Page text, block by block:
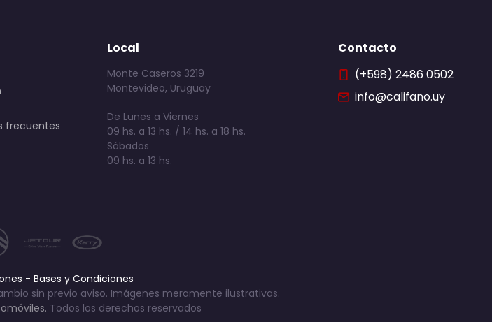
frecuentes
Local
Monte Caseros 3219
Montevideo, Uruguay
De Lunes a Viernes
09 hs. a 13 hs. / 14 hs. a 18 hs.
Sábados
09 hs. a 13 hs.
Contacto
(+598) 2486 0502
info@califano.uy
- Bases y Condiciones
sin previo aviso. Imágenes meramente ilustrativas.
Todos los derechos reservados